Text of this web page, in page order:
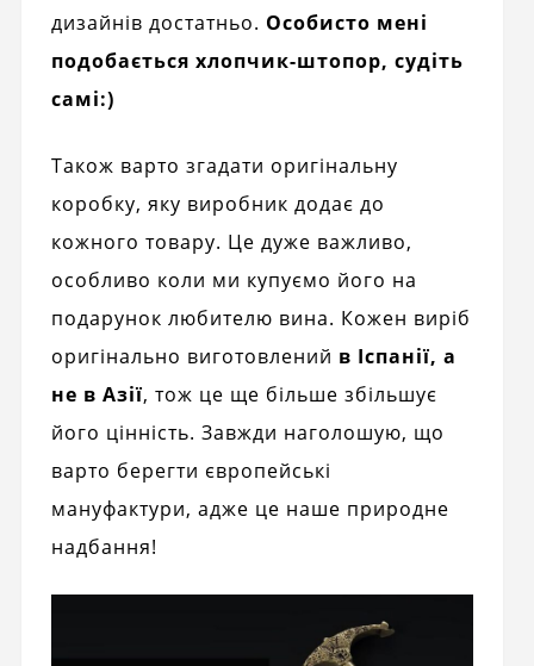
дизайнів достатньо. Особисто мені
подобається хлопчик-штопор, судіть
самі:)
Також варто згадати оригінальну
коробку, яку виробник додає до
кожного товару. Це дуже важливо,
особливо коли ми купуємо його на
подарунок любителю вина. Кожен виріб
оригінально виготовлений в Іспанії, а
не в Азії, тож це ще більше збільшує
його цінність. Завжди наголошую, що
варто берегти європейські
мануфактури, адже це наше природне
надбання!